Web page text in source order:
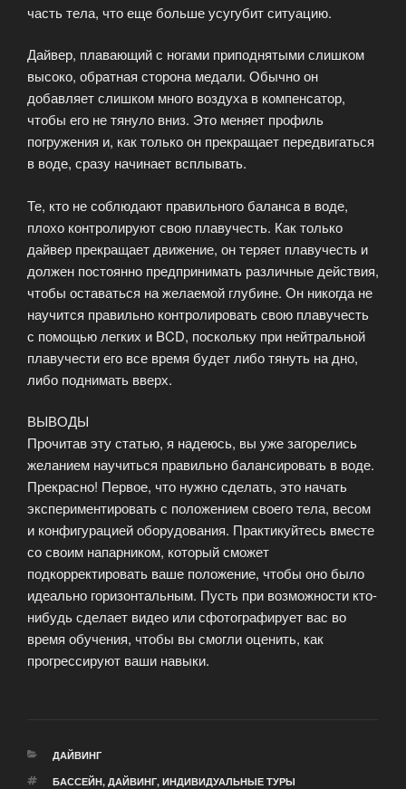
часть тела, что еще больше усугубит ситуацию.
Дайвер, плавающий с ногами приподнятыми слишком
высоко, обратная сторона медали. Обычно он
добавляет слишком много воздуха в компенсатор,
чтобы его не тянуло вниз. Это меняет профиль
погружения и, как только он прекращает передвигаться
в воде, сразу начинает всплывать.
Те, кто не соблюдают правильного баланса в воде,
плохо контролируют свою плавучесть. Как только
дайвер прекращает движение, он теряет плавучесть и
должен постоянно предпринимать различные действия,
чтобы оставаться на желаемой глубине. Он никогда не
научится правильно контролировать свою плавучесть
с помощью легких и BCD, поскольку при нейтральной
плавучести его все время будет либо тянуть на дно,
либо поднимать вверх.
ВЫВОДЫ
Прочитав эту статью, я надеюсь, вы уже загорелись
желанием научиться правильно балансировать в воде.
Прекрасно! Первое, что нужно сделать, это начать
экспериментировать с положением своего тела, весом
и конфигурацией оборудования. Практикуйтесь вместе
со своим напарником, который сможет
подкорректировать ваше положение, чтобы оно было
идеально горизонтальным. Пусть при возможности кто-
нибудь сделает видео или сфотографирует вас во
время обучения, чтобы вы смогли оценить, как
прогрессируют ваши навыки.
РУБРИКИ
ДАЙВИНГ
МЕТКИ
БАССЕЙН, ДАЙВИНГ, ИНДИВИДУАЛЬНЫЕ ТУРЫ